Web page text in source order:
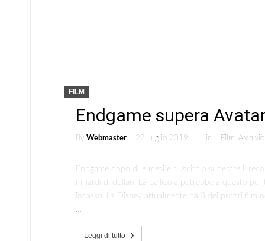
FILM
Endgame supera
By Webmaster 22 Luglio 2019 in : Film, Archivio
Endgame dopo due mesi è riuscito a superare il
miliardi di dollari. La pellicola potrebbe a questo
incasso. La Disney attualmente ha 3 dei propri film
…
Leggi di tutto